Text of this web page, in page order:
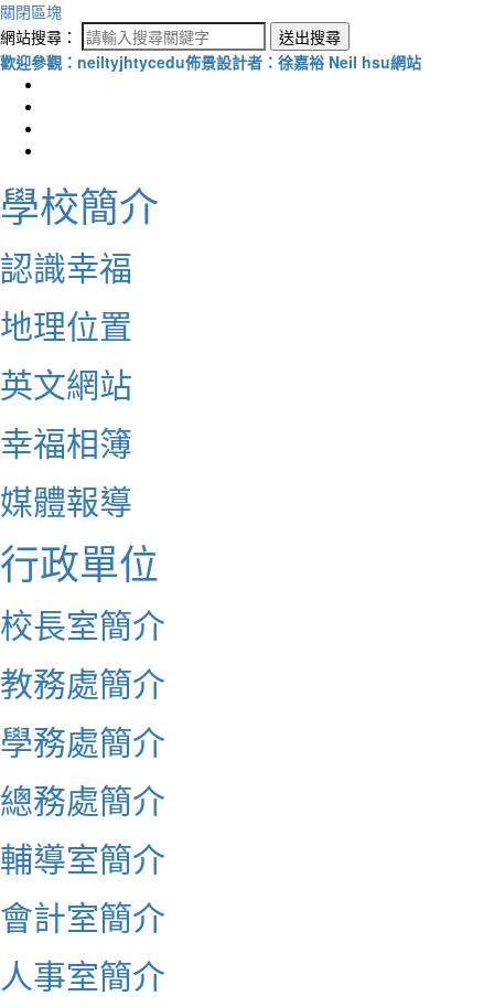
關閉區塊
網站搜尋：
送出搜尋
歡迎參觀：neiltyjhtycedu佈景設計者：徐嘉裕 Neil hsu網站
學校簡介
認識幸福
地理位置
英文網站
幸福相簿
媒體報導
行政單位
校長室簡介
教務處簡介
學務處簡介
總務處簡介
輔導室簡介
會計室簡介
人事室簡介